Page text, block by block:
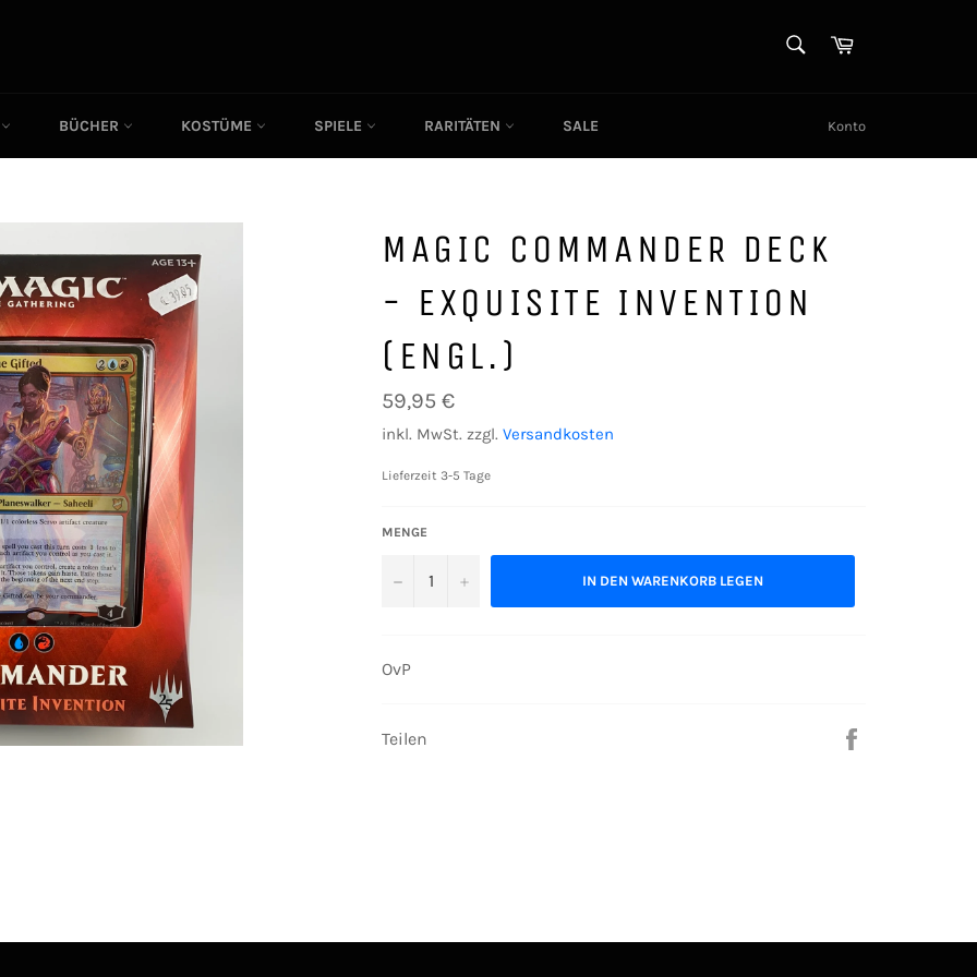
Warenkorb
BÜCHER KOSTÜME SPIELE RARITÄTEN SALE Konto
MAGIC COMMANDER DECK
- EXQUISITE INVENTION
(ENGL.)
Normaler
Preis
59,95 €
inkl. MwSt. zzgl. Versandkosten
Lieferzeit 3-5 Tage
MENGE
− + IN DEN WARENKORB LEGEN
OvP
Teilen